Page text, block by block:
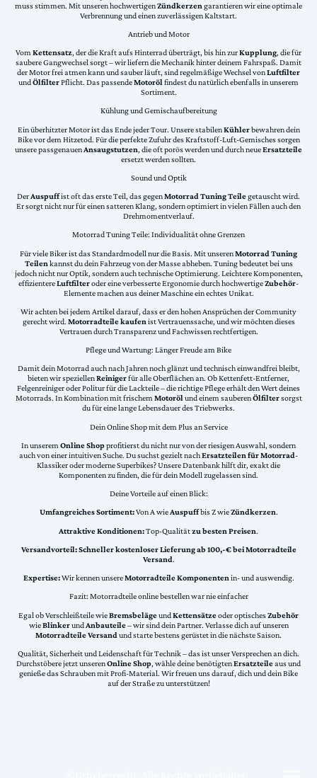
muss stimmen. Mit unseren hochwertigenZündkerzen garantieren wir eine optimale
Verbrennung und einen zuverlässigen Kaltstart.
Antrieb und Motor
VomKettensatz, der die Kraft aufs Hinterrad überträgt, bis hin zurKupplung, die für
saubere Gangwechsel sorgt – wir liefern die Mechanik hinter deinem Fahrspaß. Damit
der Motor frei atmen kann und sauber läuft, sind regelmäßige Wechsel vonLuftfilter
undÖlfilterPflicht. Das passendeMotorölfindest du natürlich ebenfalls in unserem
Sortiment.
Kühlung und Gemischaufbereitung
Ein überhitzter Motor ist das Ende jeder Tour. Unsere stabilenKühlerbewahren dein
Bike vor dem Hitzetod. Für die perfekte Zufuhr des Kraftstoff-Luft-Gemisches sorgen
unsere passgenauenAnsaugstutzen, die oft porös werden und durch neueErsatzteile
ersetzt werden sollten.
Sound und Optik
DerAuspuffist oft das erste Teil, das gegenMotorrad Tuning Teilegetauscht wird.
Er sorgt nicht nur für einen satteren Klang, sondern optimiert in vielen Fällen auch den
Drehmomentverlauf.
Motorrad Tuning Teile: Individualität ohne Grenzen
Für viele Biker ist das Standardmodell nur die Basis. Mit unserenMotorrad Tuning
Teilen kannst du dein Fahrzeug von der Masse abheben. Tuning bedeutet bei uns
jedoch nicht nur Optik, sondern auch technische Optimierung. Leichtere Komponenten,
effizientereLuftfilteroder eine verbesserte Ergonomie durch hochwertigeZubehör-
Elemente machen aus deiner Maschine ein echtes Unikat.
Wir achten bei jedem Artikel darauf, dass er den hohen Ansprüchen der Community
gerecht wird. Motorradteile kaufen ist Vertrauenssache, und wir möchten dieses
Vertrauen durch Transparenz und Fachwissen rechtfertigen.
Pflege und Wartung: Länger Freude am Bike
Damit dein Motorrad auch nach Jahren noch glänzt und technisch einwandfrei bleibt,
bieten wir speziellenReinigerfür alle Oberflächen an. Ob Kettenfett-Entferner,
Felgenreiniger oder Politur für die Lackteile – die richtige Pflege erhält den Wert deines
Motorrads. In Kombination mit frischemMotorölund einem sauberenÖlfiltersorgst
du für eine lange Lebensdauer des Triebwerks.
Dein Online Shop mit dem Plus an Service
In unserem Online Shopprofitierst du nicht nur von der riesigen Auswahl, sondern
auch von einer intuitiven Suche. Du suchst gezielt nachErsatzteilen für Motorrad-
Klassiker oder moderne Superbikes? Unsere Datenbank hilft dir, exakt die
Komponenten zu finden, die für dein Modell zugelassen sind.
Deine Vorteile auf einen Blick:
Umfangreiches Sortiment:Von A wieAuspuffbis Z wieZündkerzen.
Attraktive Konditionen:Top-Qualitätzu besten Preisen.
Versandvorteil:Schneller kostenloser Lieferung ab 100,-€ bei Motorradteile
Versand.
Expertise:Wir kennen unsereMotorradteile Komponentenin- und auswendig.
Fazit: Motorradteile online bestellen war nie einfacher
Egal ob Verschleißteile wieBremsbelägeundKettensätzeoder optischesZubehör
wieBlinkerundAnbauteile– wir sind dein Partner. Verlasse dich auf unseren
Motorradteile Versand und starte bestens gerüstet in die nächste Saison.
Qualität, Sicherheit und Leidenschaft für Technik – das ist unser Versprechen an dich.
Durchstöbere jetzt unserenOnline Shop, wähle deine benötigtenErsatzteileaus und
genieße das Schrauben mit Profi-Material. Wir freuen uns darauf, dich und dein Bike
auf der Straße zu unterstützen!